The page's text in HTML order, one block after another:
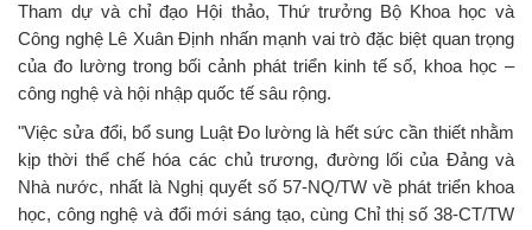
Tham dự và chỉ đạo Hội thảo, Thứ trưởng Bộ Khoa học và
Công nghệ Lê Xuân Định nhấn mạnh vai trò đặc biệt quan trọng
của đo lường trong bối cảnh phát triển kinh tế số, khoa học –
công nghệ và hội nhập quốc tế sâu rộng.
"Việc sửa đổi, bổ sung Luật Đo lường là hết sức cần thiết nhằm
kịp thời thể chế hóa các chủ trương, đường lối của Đảng và
Nhà nước, nhất là Nghị quyết số 57-NQ/TW về phát triển khoa
học, công nghệ và đổi mới sáng tạo, cùng Chỉ thị số 38-CT/TW